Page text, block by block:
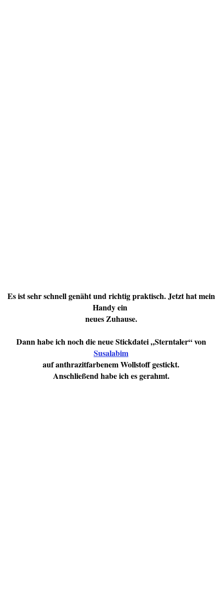
Es ist sehr schnell genäht und richtig praktisch. Jetzt hat mein
Handy ein
neues Zuhause.
Dann habe ich noch die neue Stickdatei „Sterntaler“ von
Susalabim
auf anthrazitfarbenem Wollstoff gestickt.
Anschließend habe ich es gerahmt.